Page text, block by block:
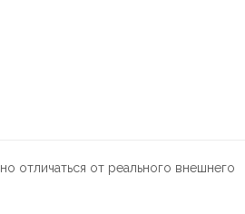
отличаться от реального внешнего